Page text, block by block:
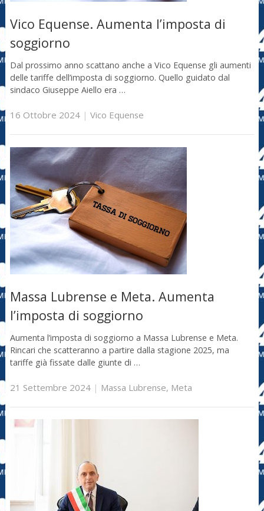
Vico Equense. Aumenta l’imposta di
soggiorno
Dal prossimo anno scattano anche a Vico Equense gli aumenti
delle tariffe dell’imposta di soggiorno. Quello guidato dal
sindaco Giuseppe Aiello era …
16 Ottobre 2024| Vico Equense
Massa Lubrense e Meta. Aumenta
l’imposta di soggiorno
Aumenta l’imposta di soggiorno a Massa Lubrense e Meta.
Rincari che scatteranno a partire dalla stagione 2025, ma
tariffe già fissate dalle giunte di …
21 Settembre 2024| Massa Lubrense, Meta